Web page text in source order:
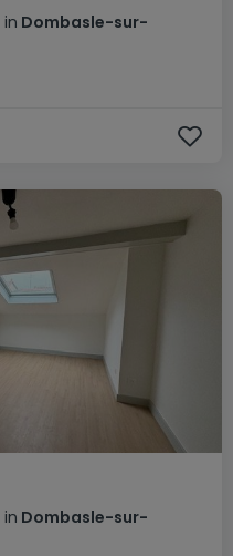
in Dombasle-sur-
in Dombasle-sur-